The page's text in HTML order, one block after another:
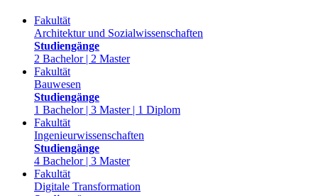
Fakultät
Architektur und Sozialwissenschaften
Studiengänge
2 Bachelor | 2 Master
Fakultät
Bauwesen
Studiengänge
1 Bachelor | 3 Master | 1 Diplom
Fakultät
Ingenieurwissenschaften
Studiengänge
4 Bachelor | 3 Master
Fakultät
Digitale Transformation